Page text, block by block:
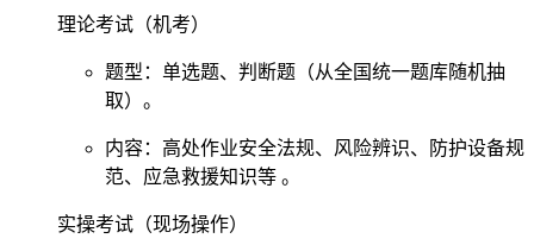
‌理论考试（机考）‌
题型：单选题、判断题（从全国统一题库随机抽
取）。
内容：高处作业安全法规、风险辨识、防护设备规
范、应急救援知识等 。
‌实操考试（现场操作）‌